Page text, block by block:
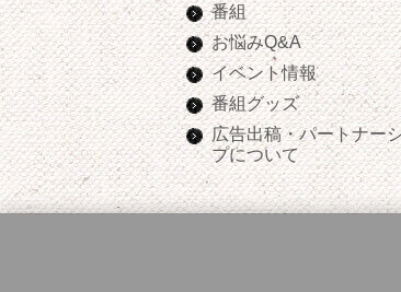
番組
お悩みQ&A
イベント情報
番組グッズ
広告出稿・パートナー
プについて